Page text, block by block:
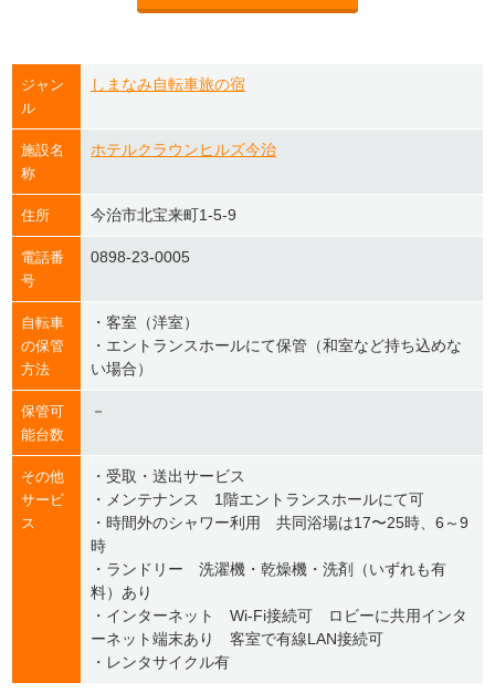
ジャン
ル
しまなみ自転車旅の宿
施設名
称
ホテルクラウンヒルズ今治
住所 今治市北宝来町1-5-9
電話番
号
0898-23-0005
自転車
の保管
方法
・客室（洋室）
・エントランスホールにて保管（和室など持ち込めな
い場合）
保管可
能台数
－
その他
サービ
ス
・受取・送出サービス
・メンテナンス 1階エントランスホールにて可
・時間外のシャワー利用 共同浴場は17〜25時、6～9
時
・ランドリー 洗濯機・乾燥機・洗剤（いずれも有
料）あり
・インターネット Wi-Fi接続可 ロビーに共用インタ
ーネット端末あり 客室で有線LAN接続可
・レンタサイクル有